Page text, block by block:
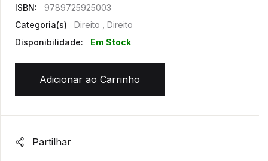
ISBN:
9789725925003
Categoria(s)
Direito , Direito
Disponibilidade:
Em Stock
Adicionar ao Carrinho
Partilhar